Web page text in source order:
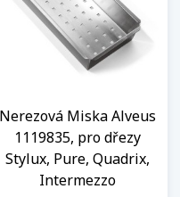
Nerezová Miska Alveus
1119835, pro dřezy
Stylux, Pure, Quadrix,
Intermezzo